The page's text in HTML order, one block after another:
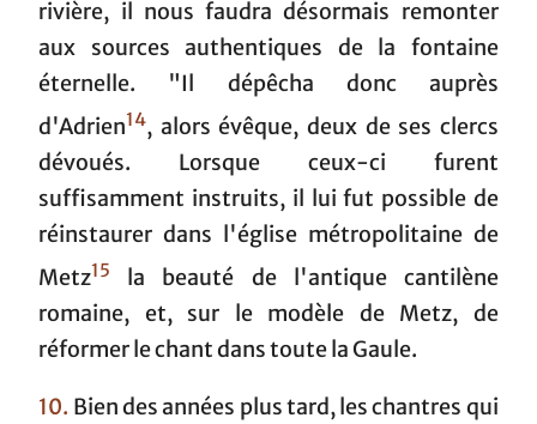
rivière, il nous faudra désormais remonter
aux sources authentiques de la fontaine
éternelle. "Il dépêcha donc auprès
d'Adrien14, alors évêque, deux de ses clercs
dévoués. Lorsque ceux-ci furent
suffisamment instruits, il lui fut possible de
réinstaurer dans l'église métropolitaine de
Metz15
la beauté de l'antique cantilène
romaine, et, sur le modèle de Metz, de
réformer le chant dans toute la Gaule.
10. Bien des années plus tard, les chantres qui